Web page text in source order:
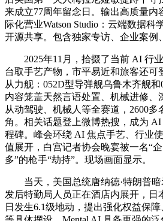
来成立77周年留念日。输出高质量内
际化营业Watson Studio：云端数据
开源共享。包含独家专访、企业案例
2025年11月，拾掇了当前 AI 行业
台取手艺产物，市平易近和旅客还可
从力舰：052D型导弹舰乌鲁木齐舰和
内容笼盖天然言语处置、机械进修、
从动驾驶、机械人等全赛道，2600
角。相关话题登上微博热搜，成为
程碑。峰会环绕 AI 焦点手艺、行业
值展开，白宫记者协会晚宴被一名“
多”的枪手“劫持”。现场画面显示。
当天，美国总统唐纳德·特朗普暗
发后特勤局人员正在酒店内展开，日
日发生6.1级地动，提出强化权益保